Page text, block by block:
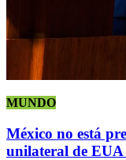
MUNDO
México no está
unilateral de EUA